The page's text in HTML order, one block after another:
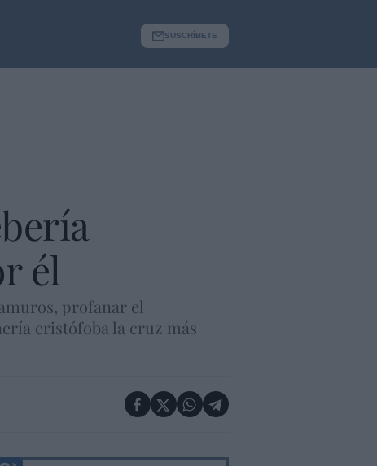
SUSCRÍBETE
él
profanar el
cristófoba la cruz más